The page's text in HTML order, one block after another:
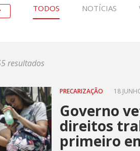
TODOS NOTÍCIAS
resultados
PRECARIZAÇÃO 18
Governo
direitos
primeiro